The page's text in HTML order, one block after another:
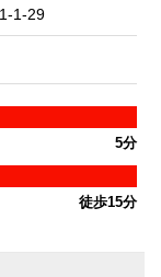
1-29
5分
徒歩15分